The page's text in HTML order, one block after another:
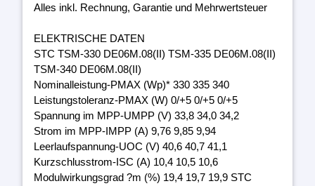
Alles inkl. Rechnung, Garantie und Mehrwertsteuer
ELEKTRISCHE DATEN
STC TSM-330 DE06M.08(II) TSM-335 DE06M.08(II)
TSM-340 DE06M.08(II)
Nominalleistung-PMAX (Wp)* 330 335 340
Leistungstoleranz-PMAX (W) 0/+5 0/+5 0/+5
Spannung im MPP-UMPP (V) 33,8 34,0 34,2
Strom im MPP-IMPP (A) 9,76 9,85 9,94
Leerlaufspannung-UOC (V) 40,6 40,7 41,1
Kurzschlusstrom-ISC (A) 10,4 10,5 10,6
Modulwirkungsgrad ?m (%) 19,4 19,7 19,9 STC